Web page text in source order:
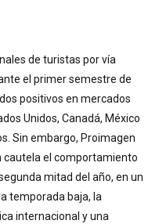
de turistas por vía
el primer semestre de
positivos en mercados
Unidos, Canadá, México
Sin embargo, Proimagen
cautela el comportamiento
mitad del año, en un
temporada baja, la
internacional y una